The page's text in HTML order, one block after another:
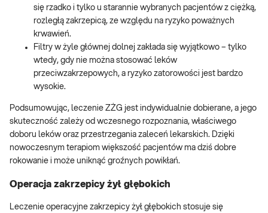
się rzadko i tylko u starannie wybranych pacjentów z ciężką,
rozległą zakrzepicą, ze względu na ryzyko poważnych
krwawień.
Filtry w żyle głównej dolnej zakłada się wyjątkowo – tylko
wtedy, gdy nie można stosować leków
przeciwzakrzepowych, a ryzyko zatorowości jest bardzo
wysokie.
Podsumowując, leczenie ZŻG jest indywidualnie dobierane, a jego
skuteczność zależy od wczesnego rozpoznania, właściwego
doboru leków oraz przestrzegania zaleceń lekarskich. Dzięki
nowoczesnym terapiom większość pacjentów ma dziś dobre
rokowanie i może uniknąć groźnych powikłań.
Operacja zakrzepicy żył głębokich
Leczenie operacyjne zakrzepicy żył głębokich stosuje się